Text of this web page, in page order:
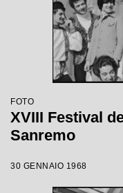
FOTO
XVIII Festival
Sanremo
30 GENNAIO 1968